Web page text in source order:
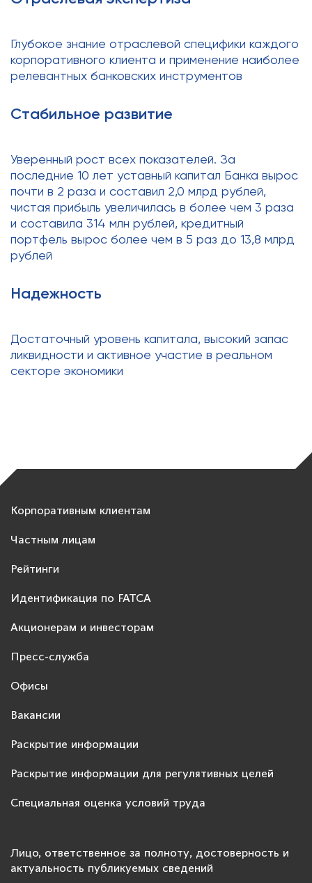
Глубокое знание отраслевой специфики каждого
корпоративного клиента и применение наиболее
релевантных банковских инструментов
Стабильное развитие
Уверенный рост всех показателей. За
последние 10 лет уставный капитал Банка вырос
почти в 2 раза и составил 2,0 млрд рублей,
чистая прибыль увеличилась в более чем 3 раза
и составила 314 млн рублей, кредитный
портфель вырос более чем в 5 раз до 13,8 млрд
рублей
Надежность
Достаточный уровень капитала, высокий запас
ликвидности и активное участие в реальном
секторе экономики
Корпоративным клиентам
Частным лицам
Рейтинги
Идентификация по FATCA
Акционерам и инвесторам
Пресс-служба
Офисы
Вакансии
Раскрытие информации
Раскрытие информации для регулятивных целей
Специальная оценка условий труда
Лицо, ответственное за полноту, достоверность и
актуальность публикуемых сведений